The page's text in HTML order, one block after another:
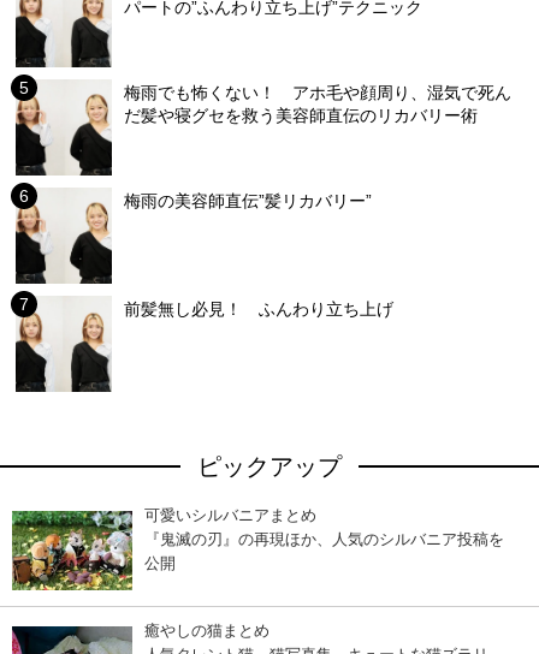
パートの”ふんわり立ち上げ”テクニック
梅雨でも怖くない！ アホ毛や顔周り、湿気で死ん
だ髪や寝グセを救う美容師直伝のリカバリー術
梅雨の美容師直伝”髪リカバリー”
前髪無し必見！ ふんわり立ち上げ
ピックアップ
可愛いシルバニアまとめ
『鬼滅の刃』の再現ほか、人気のシルバニア投稿を
公開
癒やしの猫まとめ